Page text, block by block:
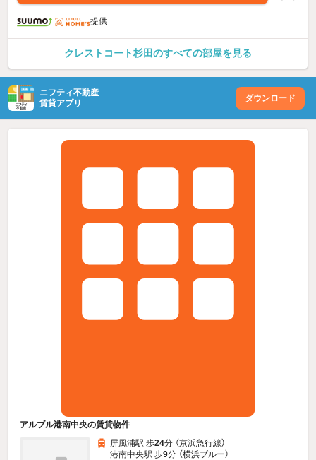
提供
クレストコート杉田のすべての部屋を見る
ニフティ不動産
賃貸アプリ
ダウンロード
アルブル港南中央の賃貸物件
屏風浦駅 歩24分 （京浜急行線）
港南中央駅 歩9分 （横浜ブルー）